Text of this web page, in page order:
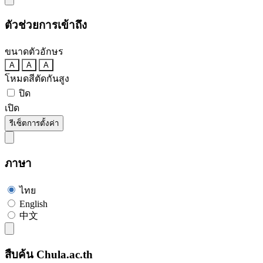
ตัวช่วยการเข้าถึง
ขนาดตัวอักษร
A A A
โหมดสีตัดกันสูง
ปิด
เปิด
รีเซ็ตการตั้งค่า
ภาษา
ไทย
English
中文
สืบค้น Chula.ac.th